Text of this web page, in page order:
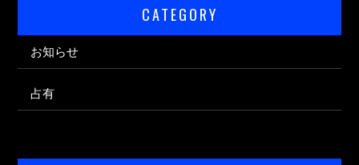
CATEGORY
お知らせ
占有